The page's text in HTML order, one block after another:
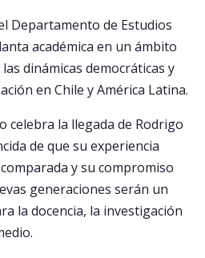
Departamento de Estudios
académica en un ámbito
dinámicas democráticas y
en Chile y América Latina.
celebra la llegada de Rodrigo
de que su experiencia
y su compromiso
generaciones serán un
la docencia, la investigación